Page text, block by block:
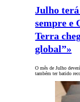
Julho terá
sempre e
Terra
global”»
O mês de Julho
também ter batido